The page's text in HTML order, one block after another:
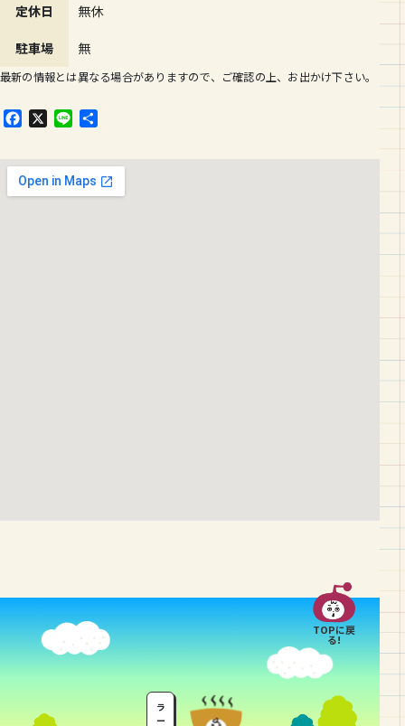
定休日 無休
駐車場 無
最新の情報とは異なる場合がありますので、ご確認の上、お出かけ下さい。
F
e
b
X
L
e
TOPに戻
る!
ラ
ー